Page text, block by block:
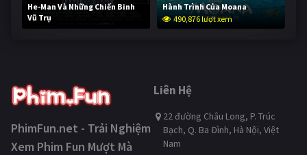
He-Man Và Những Chiến Binh
Vũ Trụ
239,633 lượt xem
Hành Trình Của Moana
490,876 lượt xem
PhimFun.net - Trải Nghiệm
Xem Phim Fun Mượt Mà
Liên Hệ
22 đường Châu Long, P. Trúc
Bạch, Q. Ba Đình, Hà Nội, Việt
Nam